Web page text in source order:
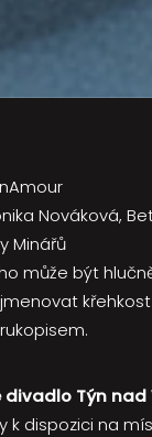
Nováková,
Minářů
může být
Týn nad
k dispozici na